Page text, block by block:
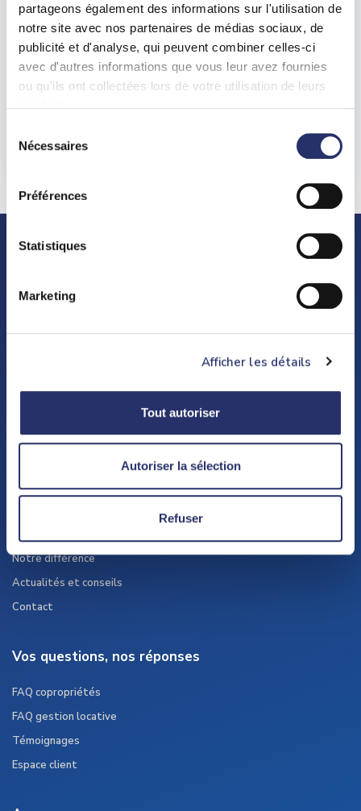
partageons également des informations sur l'utilisation de
notre site avec nos partenaires de médias sociaux, de
publicité et d'analyse, qui peuvent combiner celles-ci
avec d'autres informations que vous leur avez fournies
ou qu'ils ont collectées lors de votre utilisation de leurs
Nécessaires
Préférences
Statistiques
Marketing
Afficher les détails
Tout autoriser
Autoriser la sélection
Refuser
Min. salle d'eau
Ville
129 Avenue du Bac, 94210 La Varenne Saint-Hilaire
Notre différence
Actualités et conseils
Contact
Vos questions, nos réponses
FAQ copropriétés
FAQ gestion locative
Témoignages
Espace client